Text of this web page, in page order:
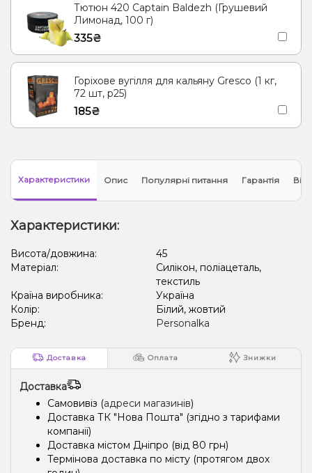
Тютюн 420 Captain Baldezh (Грушевий
Лимонад, 100 г)
335₴
Горіхове вугілля для кальяну Gresco (1 кг,
72 шт, р25)
185₴
Характеристики Опис Популярні питання Гарантія
Характеристики:
Висота/довжина:
45
Матеріал:
Силікон, поліацеталь,
текстиль
Країна виробника:
Україна
Колір:
Білий, жовтий
Бренд:
Personalka
Доставка Оплата Знижки
Доставка
Самовивіз (адреси магазинів)
Доставка ТК "Нова Пошта" (згідно з тарифами
компанії)
Доставка містом Дніпро (від 80 грн)
Термінова доставка по місту (протягом двох